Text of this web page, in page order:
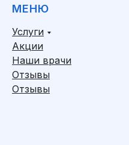
МЕНЮ
Услуги
Акции
Наши врачи
Отзывы
Отзывы